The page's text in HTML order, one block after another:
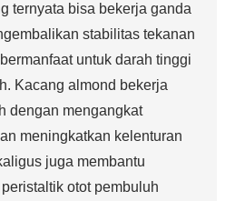
ternyata bisa bekerja ganda
stabilitas tekanan
untuk darah tinggi
Kacang almond bekerja
dengan mengangkat
meningkatkan kelenturan
juga membantu
otot pembuluh